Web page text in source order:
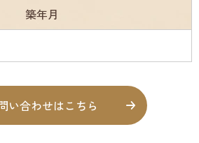
築年月
い合わせはこちら